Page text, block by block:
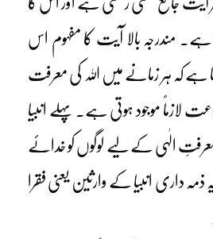
ہے۔ مندرجہ بالا آیت کا مفہوم اس
ہے کہ ہر زمانے میں اللہ کی معرفت
لازماً موجود ہوتی ہے۔ پہلے انبیا
الٰہی کے لیے لوگوں کو خدائے
ذمہ داری انبیا کے وارثین یعنی فقرا